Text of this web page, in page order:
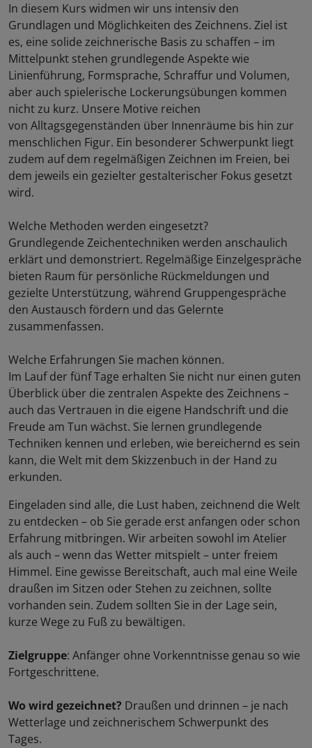
In diesem Kurs widmen wir uns intensiv den
Grundlagen und Möglichkeiten des Zeichnens. Ziel ist
es, eine solide zeichnerische Basis zu schaffen – im
Mittelpunkt stehen grundlegende Aspekte wie
Linienführung, Formsprache, Schraffur und Volumen,
aber auch spielerische Lockerungsübungen kommen
nicht zu kurz. Unsere Motive reichen
von Alltagsgegenständen über Innenräume bis hin zur
menschlichen Figur. Ein besonderer Schwerpunkt liegt
zudem auf dem regelmäßigen Zeichnen im Freien, bei
dem jeweils ein gezielter gestalterischer Fokus gesetzt
wird.
Welche Methoden werden eingesetzt?
Grundlegende Zeichentechniken werden anschaulich
erklärt und demonstriert. Regelmäßige Einzelgespräche
bieten Raum für persönliche Rückmeldungen und
gezielte Unterstützung, während Gruppengespräche
den Austausch fördern und das Gelernte
zusammenfassen.
Welche Erfahrungen Sie machen können.
Im Lauf der fünf Tage erhalten Sie nicht nur einen guten
Überblick über die zentralen Aspekte des Zeichnens –
auch das Vertrauen in die eigene Handschrift und die
Freude am Tun wächst. Sie lernen grundlegende
Techniken kennen und erleben, wie bereichernd es sein
kann, die Welt mit dem Skizzenbuch in der Hand zu
erkunden.
Eingeladen sind alle, die Lust haben, zeichnend die Welt
zu entdecken – ob Sie gerade erst anfangen oder schon
Erfahrung mitbringen. Wir arbeiten sowohl im Atelier
als auch – wenn das Wetter mitspielt – unter freiem
Himmel. Eine gewisse Bereitschaft, auch mal eine Weile
draußen im Sitzen oder Stehen zu zeichnen, sollte
vorhanden sein. Zudem sollten Sie in der Lage sein,
kurze Wege zu Fuß zu bewältigen.
Zielgruppe: Anfänger ohne Vorkenntnisse genau so wie
Fortgeschrittene.
Wo wird gezeichnet? Draußen und drinnen – je nach
Wetterlage und zeichnerischem Schwerpunkt des
Tages.